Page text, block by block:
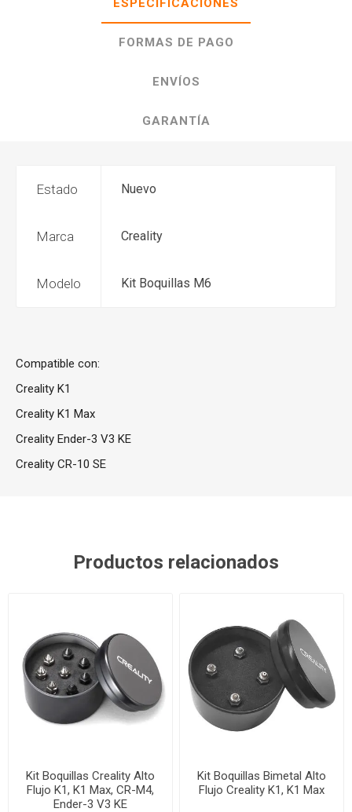
ESPECIFICACIONES
FORMAS DE PAGO
ENVÍOS
GARANTÍA
Estado Nuevo
Marca Creality
Modelo Kit Boquillas M6
Compatible con:
Creality K1
Creality K1 Max
Creality Ender-3 V3 KE
Creality CR-10 SE
Productos relacionados
Kit Boquillas Creality Alto
Flujo K1, K1 Max, CR-M4,
Ender-3 V3 KE
Kit Boquillas Bimetal Alto
Flujo Creality K1, K1 Max